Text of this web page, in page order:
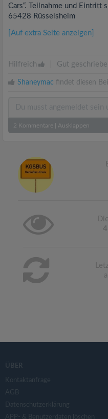
Cars“. Teilnahme und Eintritt
65428 Rüsselsheim
[Auf extra Seite anzeigen]
Hilfreich Gut
Shaneymac findet diesen
2 Kommentare Ausklappen
ÜBER
Kontaktanfrage
AGB
Datenschutzerklärung
APP- & Benutzerdaten löschen